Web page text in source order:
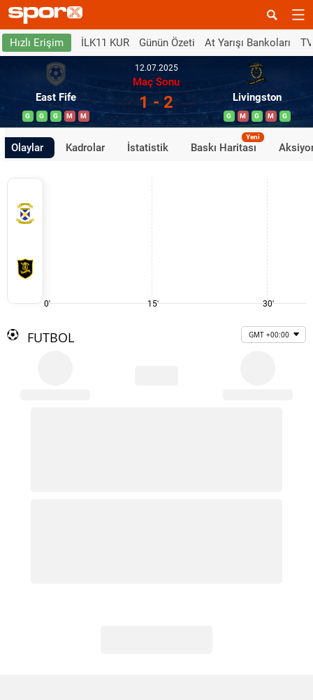
Hızlı Erişim İLK11 KUR Günün Özeti At Yarışı Bankoları
East Fife
G G G M M
12.07.2025
Maç Sonu
1 - 2 Livingston
G M G M G
Olaylar Kadrolar İstatistik Baskı Haritası
Yeni
0' 15' 30'
FUTBOL GMT +00:00